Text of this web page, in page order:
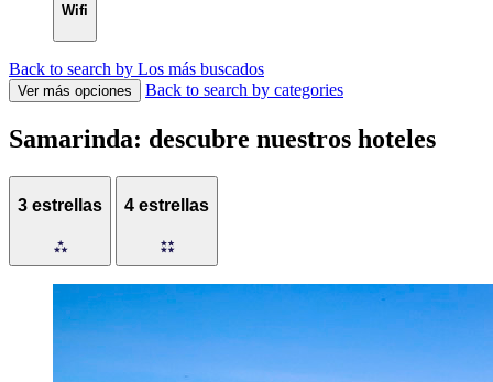
Wifi
Back to search by Los más buscados
Ver más opciones Back to search by categories
Samarinda: descubre nuestros hoteles
3 estrellas 4 estrellas